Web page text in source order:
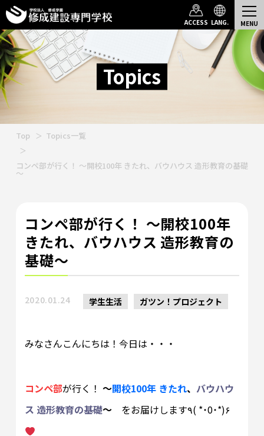
ACCESS LANG.
Topics
Top Topics一覧
コンペ部が行く！ ～開校100年 きたれ、バウハウス 造形教育の基礎
～
コンペ部が行く！ ～開校100年
きたれ、バウハウス 造形教育の
基礎～
2020.01.24 学生生活 ガツン！プロジェクト
みなさんこんにちは！今日は・・・
コンペ部が行く！ ～開校100年 きたれ、 バウハウ
ス 造形教育の基礎～ をお届けします٩( *˙0˙*)۶